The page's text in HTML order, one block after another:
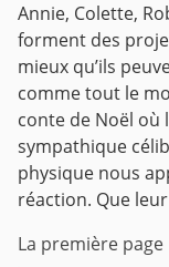
Annie, Colette,
forment des
mieux qu’ils
comme tout le
conte de Noël où
sympathique
physique nous
réaction. Que
La première page